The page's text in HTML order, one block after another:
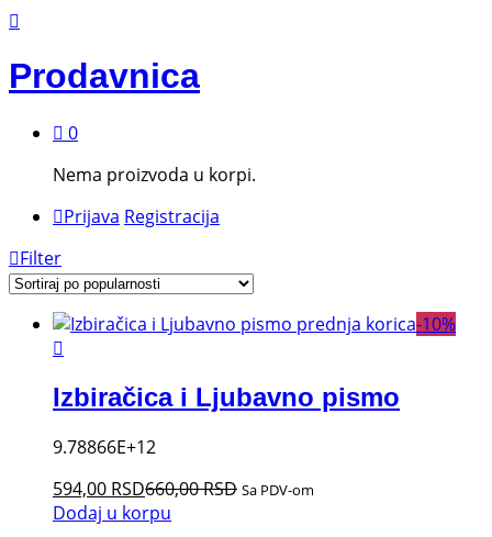
Prodavnica
0
Nema proizvoda u korpi.
Prijava Registracija
Filter
-10%
Izbiračica i Ljubavno pismo
9.78866E+12
594,00 RSD660,00RSD Sa PDV-om
Dodaj u korpu